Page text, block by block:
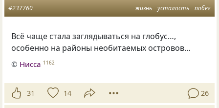
жизнь усталость побег
#237760
Всё чаще стала заглядываться на глобус…,
особенно на районы необитаемых островов…
© Нисса 1162
31 14 26